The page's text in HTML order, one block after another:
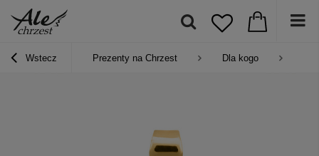
Wstecz Prezenty na Chrzest Dla kogo